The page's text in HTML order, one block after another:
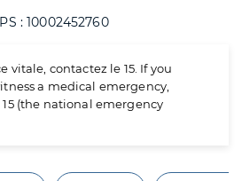
: 10002452760
vitale, contactez le 15. If you
a medical emergency,
(the national emergency